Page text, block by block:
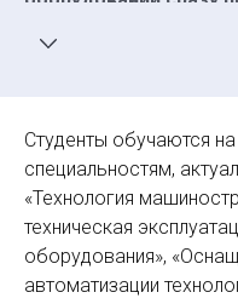
студентов и
процессы, а ребята,
дополнительную
один инструмент,
проекта на
Студенты обучаются
специальностям,
«Технология
техническая
оборудования»,
автоматизации